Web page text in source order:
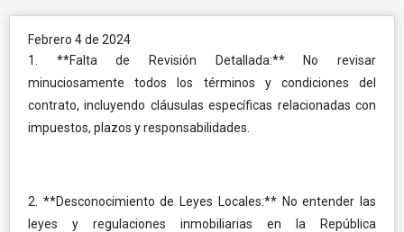
Febrero 4 de 2024
1. **Falta de Revisión Detallada:** No revisar
minuciosamente todos los términos y condiciones del
contrato, incluyendo cláusulas específicas relacionadas con
impuestos, plazos y responsabilidades.
2. **Desconocimiento de Leyes Locales:** No entender las
leyes y regulaciones inmobiliarias en la República